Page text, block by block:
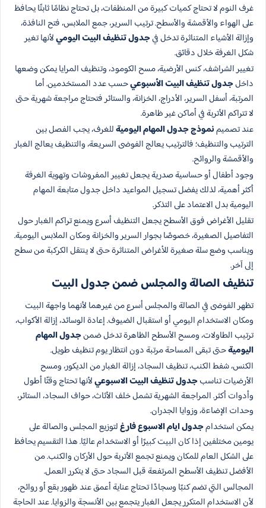
غرف النوم لا تحتاج كميات كبيرة من المنظفات، بل تحتاج نظامًا ثابتًا يحافظ
على الهواء والأقمشة والأسطح. ترتيب السرير، جمع الملابس، فتح النافذة،
وإزالة الأشياء المتناثرة تدخل فيجدول تنظيف البيت اليوميلأنها تغير
شكل الغرفة خلال دقائق.
تغيير الشراشف، كنس الأرضية، مسح الكومود، وتنظيف المرايا يمكن وضعها
داخلجدول تنظيف البيت الأسبوعيحسب عدد المستخدمين. أما
المرتبة، أسفل السرير، الأدراج، الخزانة، والستائر فتحتاج مراجعة شهرية حتى
لا تتراكم الأتربة في أماكن غير ظاهرة.
عند تصميمنموذج جدول المهام اليوميةللغرف، يجب الفصل بين
الترتيب والتنظيف؛ فالترتيب يعالج الفوضى السريعة، والتنظيف يعالج الغبار
والأقمشة والروائح.
وجود أطفال أو حساسية صدرية يجعل تغيير المفروشات وتهوية الغرفة
أكثر أهمية، لذلك يفضل تسجيل المواعيد داخل جدول متابعة المهام
اليومية بدل الاعتماد على التذكر.
تقليل الأغراض فوق الأسطح يجعل التنظيف أسرع ويمنع تراكم الغبار حول
التفاصيل الصغيرة، خصوصًا بجوار السرير والخزانة ومكان الملابس اليومية.
ويناسب وضع سلة صغيرة للأغراض المتناثرة حتى لا ينتقل الكركبة من سطح
إلى آخر.
تنظيف الصالة والمجلس ضمن جدول البيت
تظهر الفوضى في الصالة والمجلس أسرع من غيرهما لأنهما واجهة البيت
ومكان الاستخدام اليومي أو استقبال الضيوف. إعادة الوسائد، إزالة الأكواب،
ترتيب الطاولات، ومسح الأسطح الظاهرة تدخل ضمنجدول المهام
اليوميةحتى تبقى المساحة مرتبة دون انتظار يوم تنظيف طويل.
الكنس، شفط الكنب، تنظيف السجاد، إزالة الغبار من الديكور، ومسح
الأرضيات تناسبجدول تنظيف البيت الاسبوعيلأنها تحتاج وقتًا أطول
وأدوات أكثر. المراجعة الشهرية تشمل خلف الأثاث، حواف السجاد، الستائر،
وحدات الإضاءة، وزوايا الجدران.
يمكن استخدامجدول ايام الاسبوع فارغلتوزيع المجلس والصالة على
يومين مختلفين إذا كان البيت كبيرًا أو الاستخدام عاليًا. هذا التقسيم يحافظ
على الشكل العام للمكان ويمنع تجمع الأتربة حول الأركان والكنب. من
الأفضل تنظيف الأسطح المرتفعة قبل السجاد حتى لا يتكرر العمل.
المجالس التي تضم كنبًا وسجادًا تحتاج عناية أعمق عند ظهور بقع أو روائح،
لأن الاستخدام المتكرر يجعل الغبار يتجمع بين الأنسجة والزوايا. عند الحاجة